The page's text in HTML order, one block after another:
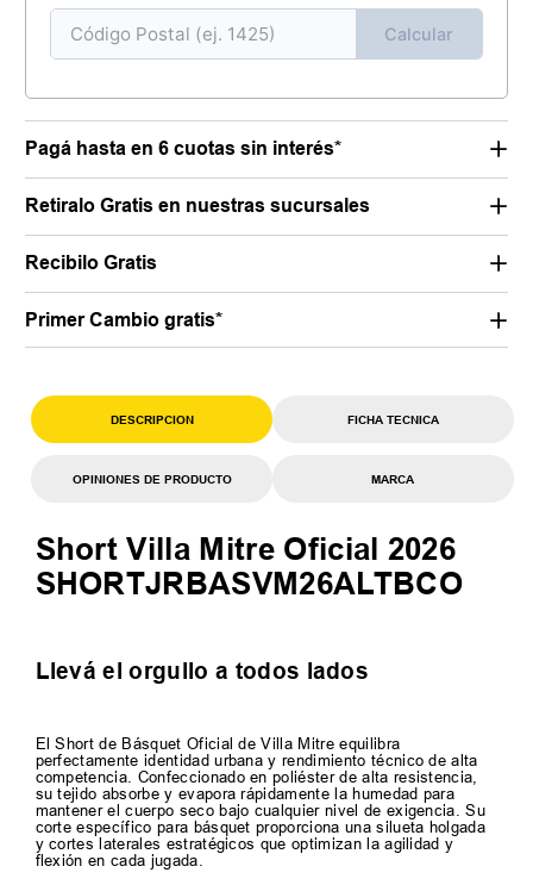
Calcular
Pagá hasta en 6 cuotas sin interés*
Retiralo Gratis en nuestras sucursales
Recibilo Gratis
Primer Cambio gratis*
DESCRIPCION FICHA TECNICA
OPINIONES DE PRODUCTO MARCA
Short Villa Mitre Oficial 2026
SHORTJRBASVM26ALTBCO
Llevá el orgullo a todos lados
El Short de Básquet Oficial de Villa Mitre equilibra
perfectamente identidad urbana y rendimiento técnico de alta
competencia. Confeccionado en poliéster de alta resistencia,
su tejido absorbe y evapora rápidamente la humedad para
mantener el cuerpo seco bajo cualquier nivel de exigencia. Su
corte específico para básquet proporciona una silueta holgada
y cortes laterales estratégicos que optimizan la agilidad y
flexión en cada jugada.